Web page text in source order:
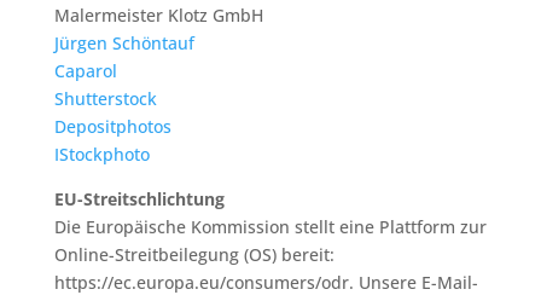
Malermeister Klotz GmbH
Jürgen Schöntauf
Caparol
Shutterstock
Depositphotos
IStockphoto
EU-Streitschlichtung
Die Europäische Kommission stellt eine Plattform zur
Online-Streitbeilegung (OS) bereit:
https://ec.europa.eu/consumers/odr. Unsere E-Mail-